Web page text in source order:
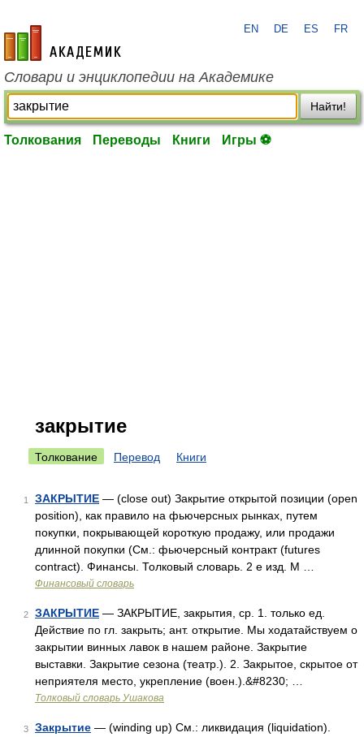
academic.ru
EN DE ES FR
Словари и энциклопедии на Академике
Найти!
Толкования Переводы Книги Игры ⚽
закрытие
Толкование Перевод Книги
1 ЗАКРЫТИЕ — (close out) Закрытие открытой позиции (open
position), как правило на фьючерсных рынках, путем
покупки, покрывающей короткую продажу, или продажи
длинной покупки (См.: фьючерсный контракт (futures
contract). Финансы. Толковый словарь. 2 е изд. М …
Финансовый словарь
2 ЗАКРЫТИЕ — ЗАКРЫТИЕ, закрытия, ср. 1. только ед.
Действие по гл. закрыть; ант. открытие. Мы ходатайствуем о
закрытии винных лавок в нашем районе. Закрытие
выставки. Закрытие сезона (театр.). 2. Закрытое, скрытое от
неприятеля место, укрепление (воен.).&#8230; …
Толковый словарь Ушакова
3 Закрытие — (winding up) См.: ликвидация (liquidation).